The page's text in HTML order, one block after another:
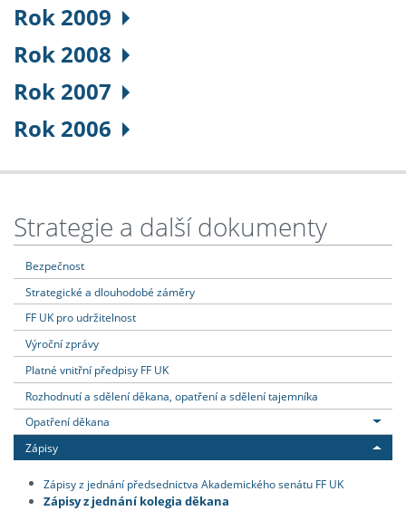
Rok 2009
Rok 2008
Rok 2007
Rok 2006
Strategie a další dokumenty
Bezpečnost
Strategické a dlouhodobé záměry
FF UK pro udržitelnost
Výroční zprávy
Platné vnitřní předpisy FF UK
Rozhodnutí a sdělení děkana, opatření a sdělení tajemníka
Opatření děkana
Zápisy
Zápisy z jednání předsednictva Akademického senátu FF UK
Zápisy z jednání kolegia děkana